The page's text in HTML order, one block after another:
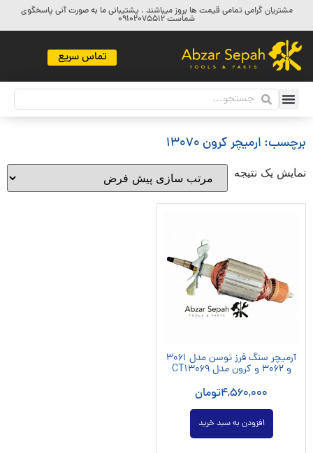
مشتریان گرامی تمامی قیمت ها بروز میباشند ، پشتیبانی ما به صورت آنی پاسخگوی
شماست 09102075512
تماس سریع
برچسب: ارمیچر کرون 13070
نمایش یک نتیجه
آرمیچر سنگ فرز توسن مدل 3061
و 3062 و کرون مدل CT13069
4,560,000تومان
افزودن به سبد خرید